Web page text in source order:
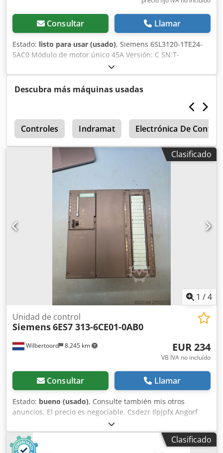
Consultar Llamar
Estado: listo para usar (usado), Siemens 6SL3120-1TE24-
5AC0 Módulo de motor único 45A Versión: C SN:T-
P36206521, como nuevo, nunca en uso, 100% funcional,
alcance de suministro según fotos, Los descuentos de
venta acordados no se aplican a este artículo. ¡Pregunte
por el precio por separado! Csdpfsxag Ursx Angerf
Descubra más máquinas usadas
Controles Indramat Electrónica De Control
Clasificado
1 /4
Wilbertoord 8.245 km
Unidad de control
Siemens6ES7 313-6CE01-0AB0
EUR 234
VB IVA no incluído
Consultar Llamar
Estado: bueno (usado), Consulte también mis otros
anuncios. El precio es negociable. Csdezr Ilpjpfx Angorf
Clasificado